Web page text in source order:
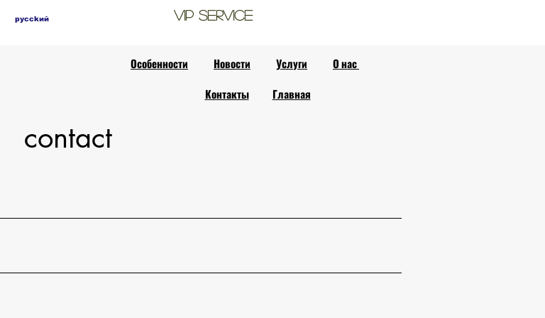
pycckий VIP Service
Особенности Новости Услуги
О нас
Контакты
Главная
contact